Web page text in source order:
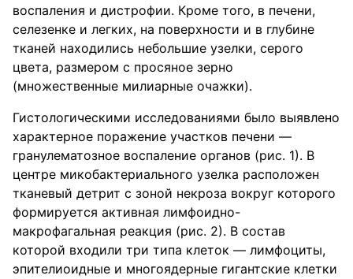
воспаления и дистрофии. Кроме того, в печени,
селезенке и легких, на поверхности и в глубине
тканей находились небольшие узелки, серого
цвета, размером с просяное зерно
(множественные милиарные очажки).
Гистологическими исследованиями было выявлено
характерное поражение участков печени —
гранулематозное воспаление органов (рис. 1). В
центре микобактериального узелка расположен
тканевый детрит с зоной некроза вокруг которого
формируется активная лимфоидно-
макрофагальная реакция (рис. 2). В состав
которой входили три типа клеток — лимфоциты,
эпителиоидные и многоядерные гигантские клетки